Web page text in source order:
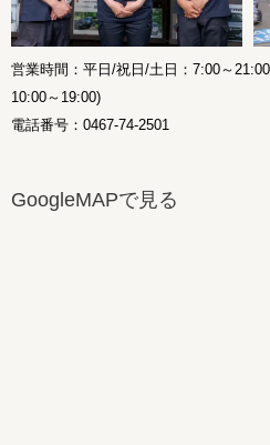
営業時間：平日/祝日/土日：7:00～
10:00～19:00)
電話番号：0467-74-2501
GoogleMAPで見る